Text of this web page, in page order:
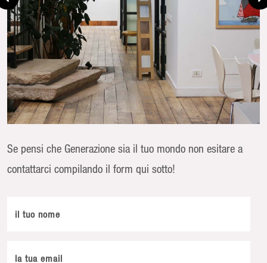
Se pensi che Generazione sia il tuo mondo non esitare a
contattarci compilando il form qui sotto!
il tuo nome
la tua email